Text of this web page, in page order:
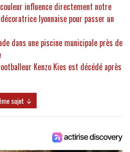
influence directement notre
lyonnaise pour passer un
dans une piscine municipale près de
Kenzo Kies est décédé après
sujet ↓